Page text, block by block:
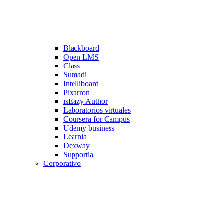
Blackboard
Open LMS
Class
Sumadi
Intelliboard
Pixarron
isEazy Author
Laboratorios virtuales
Coursera for Campus
Udemy business
Learnia
Dexway
Supportia
Corporativo